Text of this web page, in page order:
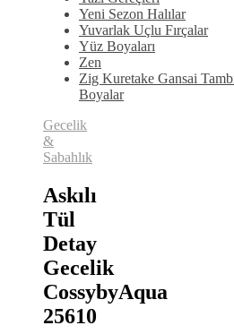
Yeni Sezon Halılar
Yuvarlak Uçlu Fırçalar
Yüz Boyaları
Zen
​Zig Kuretake Gansai
Boyalar
Gecelik
&
Sabahlık
Askılı
Tül
Detay
Gecelik
CossybyAqua
25610